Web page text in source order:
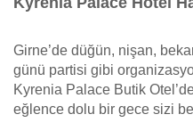
Girne’de düğün, nişan,
günü partisi gibi
Kyrenia Palace Butik
eğlence dolu bir gece sizi